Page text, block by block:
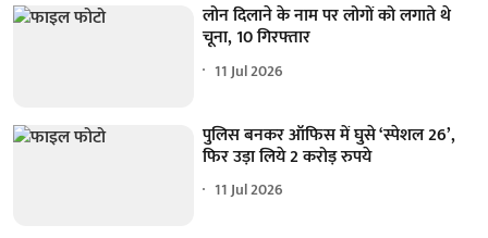
लोन दिलाने के नाम पर लोगों को लगाते थे
चूना, 10 गिरफ्तार
11 Jul 2026
पुलिस बनकर ऑफिस में घुसे ‘स्पेशल 26’,
फिर उड़ा लिये 2 करोड़ रुपये
11 Jul 2026